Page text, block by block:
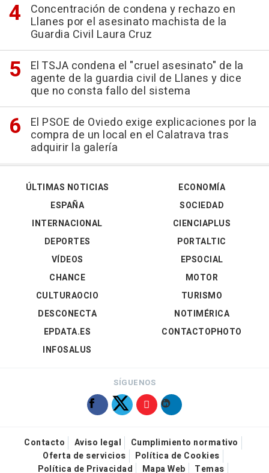
Concentración de condena y rechazo en
Llanes por el asesinato machista de la
Guardia Civil Laura Cruz
El TSJA condena el "cruel asesinato" de la
agente de la guardia civil de Llanes y dice
que no consta fallo del sistema
El PSOE de Oviedo exige explicaciones por la
compra de un local en el Calatrava tras
adquirir la galería
ÚLTIMAS NOTICIAS
ESPAÑA
INTERNACIONAL
DEPORTES
VÍDEOS
ECONOMÍA
SOCIEDAD
CIENCIAPLUS
PORTALTIC
EPSOCIAL
CHANCE
CULTURAOCIO
DESCONECTA
EPDATA.ES
INFOSALUS
MOTOR
TURISMO
NOTIMÉRICA
CONTACTOPHOTO
SÍGUENOS
Contacto Aviso legal
Cumplimiento normativo
Oferta de servicios
Política de Cookies
Política de Privacidad
Mapa Web Temas